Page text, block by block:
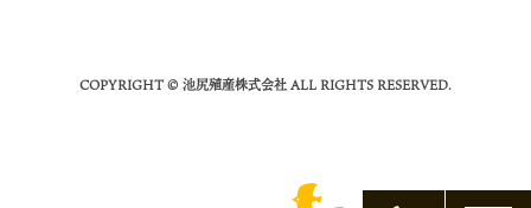
COPYRIGHT © 池尻殖産株式会社 ALL RIGHTS RESERVED.